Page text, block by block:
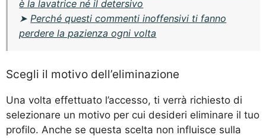
è la lavatrice né il detersivo
➤ Perché questi commenti inoffensivi ti fanno
perdere la pazienza ogni volta
Scegli il motivo dell’eliminazione
Una volta effettuato l’accesso, ti verrà richiesto di
selezionare un motivo per cui desideri eliminare il tuo
profilo. Anche se questa scelta non influisce sulla